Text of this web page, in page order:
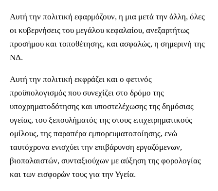
Αυτή την πολιτική εφαρμόζουν, η μια μετά την άλλη, όλες
οι κυβερνήσεις του μεγάλου κεφαλαίου, ανεξαρτήτως
προσήμου και τοποθέτησης, και ασφαλώς, η σημερινή της
ΝΔ.
Αυτή την πολιτική εκφράζει και ο φετινός
προϋπολογισμός που συνεχίζει στο δρόμο της
υποχρηματοδότησης και υποστελέχωσης της δημόσιας
υγείας, του ξεπουλήματός της στους επιχειρηματικούς
ομίλους, της παραπέρα εμπορευματοποίησης, ενώ
ταυτόχρονα ενισχύει την επιβάρυνση εργαζόμενων,
βιοπαλαιστών, συνταξιούχων με αύξηση της φορολογίας
και των εισφορών τους για την Υγεία.